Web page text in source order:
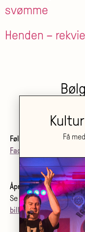
svømme
Henden –
Følg oss:
Facebook
Åpningstider
Se åpningstider her.
Få